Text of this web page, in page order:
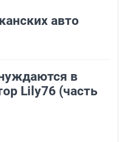
авто
в
Lily76 (часть